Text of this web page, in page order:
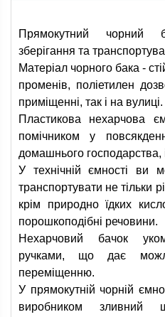
Прямокутний чорний
зберігання та
Матеріал чорного бака -
променів, поліетилен
приміщенні, так і на вулиці.
Пластикова нехарчова
помічником у
домашнього господарства,
У технічній ємності ви
транспортувати не тільки
крім природно їдких
порошкоподібні речовини.
Нехарчовий бачок
ручками, що дає
переміщенню.
У прямокутній чорній
виробником зливний